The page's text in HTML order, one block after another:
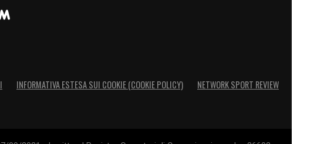
INFORMATIVA ESTESA SUI COOKIE (COOKIE POLICY) NETWORK SPORT REVIEW